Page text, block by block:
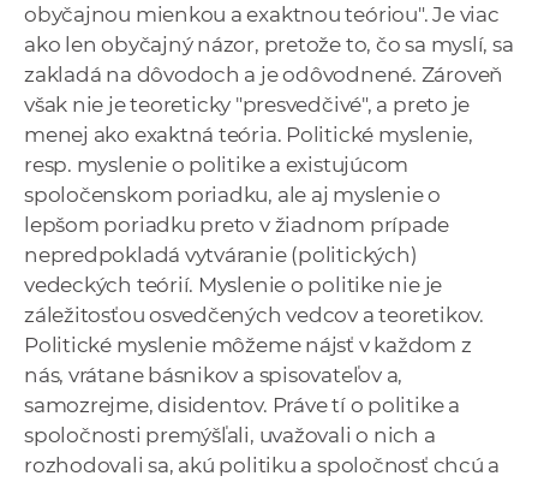
obyčajnou mienkou a exaktnou teóriou". Je viac
ako len obyčajný názor, pretože to, čo sa myslí, sa
zakladá na dôvodoch a je odôvodnené. Zároveň
však nie je teoreticky "presvedčivé", a preto je
menej ako exaktná teória. Politické myslenie,
resp. myslenie o politike a existujúcom
spoločenskom poriadku, ale aj myslenie o
lepšom poriadku preto v žiadnom prípade
nepredpokladá vytváranie (politických)
vedeckých teórií. Myslenie o politike nie je
záležitosťou osvedčených vedcov a teoretikov.
Politické myslenie môžeme nájsť v každom z
nás, vrátane básnikov a spisovateľov a,
samozrejme, disidentov. Práve tí o politike a
spoločnosti premýšľali, uvažovali o nich a
rozhodovali sa, akú politiku a spoločnosť chcú a